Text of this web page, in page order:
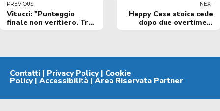
PREVIOUS
Vitucci: "Punteggio
finale non veritiero. Tre
NEXT
Happy Casa stoica cede
dopo due overtime a
Contatti | Privacy Policy| Cookie
Policy| Accessibilità | Area Riservata Partner